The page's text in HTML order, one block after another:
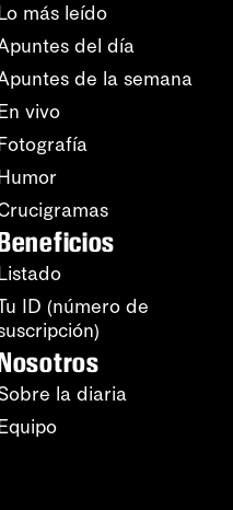
más leído
del día
de la semana
vivo
ID (número de
la diaria